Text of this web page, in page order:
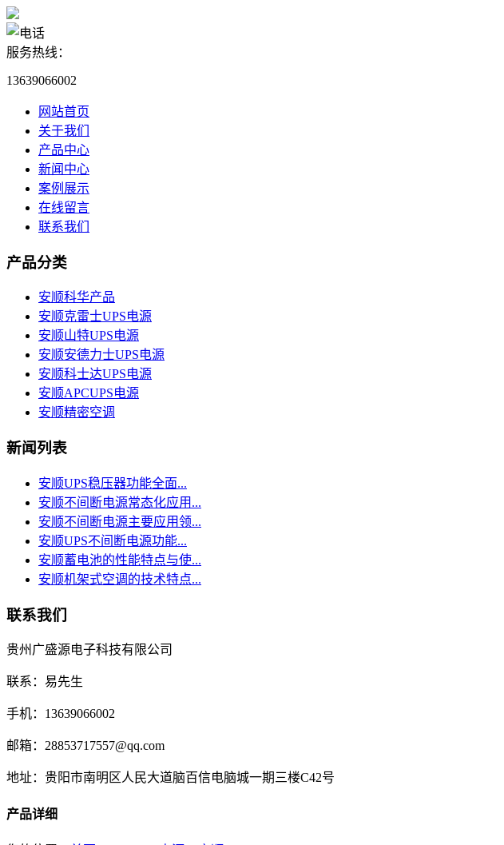
服务热线：
13639066002
网站首页
关于我们
产品中心
新闻中心
案例展示
在线留言
联系我们
产品分类
安顺科华产品
安顺克雷士UPS电源
安顺山特UPS电源
安顺安德力士UPS电源
安顺科士达UPS电源
安顺APCUPS电源
安顺精密空调
新闻列表
安顺UPS稳压器功能全面...
安顺不间断电源常态化应用...
安顺不间断电源主要应用领...
安顺UPS不间断电源功能...
安顺蓄电池的性能特点与使...
安顺机架式空调的技术特点...
联系我们
贵州广盛源电子科技有限公司
联系：易先生
手机：13639066002
邮箱：28853717557@qq.com
地址：贵阳市南明区人民大道脑百信电脑城一期三楼C42号
产品详细